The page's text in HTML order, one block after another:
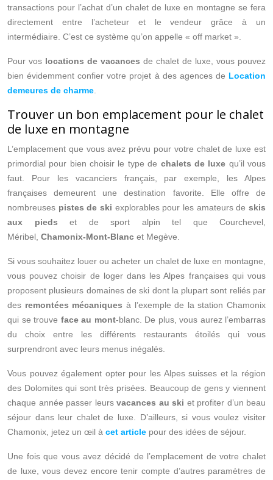
transactions pour l’achat d’un chalet de luxe en montagne se fera
directement entre l’acheteur et le vendeur grâce à un
intermédiaire. C’est ce système qu’on appelle « off market ».
Pour vos locations de vacances de chalet de luxe, vous pouvez
bien évidemment confier votre projet à des agences de Location
demeures de charme
Trouver un bon emplacement pour le chalet
de luxe en montagne
L’emplacement que vous avez prévu pour votre chalet de luxe est
primordial pour bien choisir le type de chalets de luxe qu’il vous
faut. Pour les vacanciers français, par exemple, les Alpes
françaises demeurent une destination favorite. Elle offre de
nombreuses pistes de ski explorables pour les amateurs deskis
aux pieds et de sport alpin tel que Courchevel,
Méribel, Chamonix-Mont-Blanc et Megève.
Si vous souhaitez louer ou acheter un chalet de luxe en montagne,
vous pouvez choisir de loger dans les Alpes françaises qui vous
proposent plusieurs domaines de ski dont la plupart sont reliés par
des remontées mécaniques à l’exemple de la station Chamonix
qui se trouve face au mont-blanc. De plus, vous aurez l’embarras
du choix entre les différents restaurants étoilés qui vous
surprendront avec leurs menus inégalés.
Vous pouvez également opter pour les Alpes suisses et la région
des Dolomites qui sont très prisées. Beaucoup de gens y viennent
chaque année passer leurs vacances au ski et profiter d’un beau
séjour dans leur chalet de luxe. D’ailleurs, si vous voulez visiter
Chamonix, jetez un œil à cet article pour des idées de séjour.
Une fois que vous avez décidé de l’emplacement de votre chalet
de luxe, vous devez encore tenir compte d’autres paramètres de